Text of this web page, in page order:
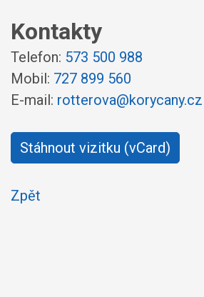
Kontakty
Telefon: 573 500 988
Mobil: 727 899 560
E-mail: rotterova@korycany.cz
Stáhnout vizitku (vCard)
Zpět